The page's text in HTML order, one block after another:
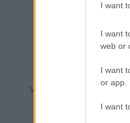
I want
I want
web or
I want
or app.
I want
View this post on